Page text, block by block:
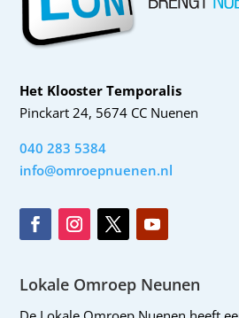
Het Klooster Temporalis
Pinckart 24, 5674 CC Nuenen
040 283 5384
info@omroepnuenen.nl
Lokale Omroep Neunen